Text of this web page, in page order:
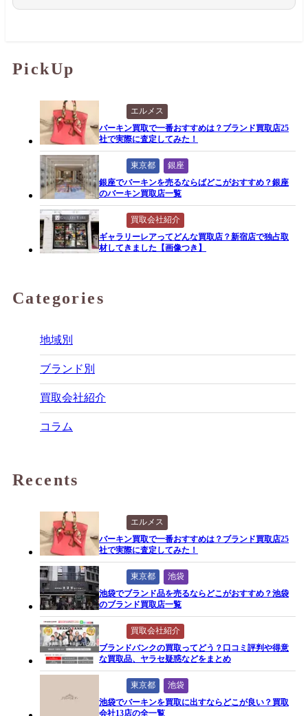
PickUp
エルメス
バーキン買取で一番おすすめは？ブランド買取店25
社で実際に査定してみた！
東京都
銀座
銀座でバーキンを売るならばどこがおすすめ？銀座
のバーキン買取店一覧
買取会社紹介
ギャラリーレアってどんな買取店？新宿店で独占取
材してきました【画像つき】
Categories
地域別
ブランド別
買取会社紹介
コラム
Recents
エルメス
バーキン買取で一番おすすめは？ブランド買取店25
社で実際に査定してみた！
東京都
池袋
池袋でブランド品を売るならどこがおすすめ？池袋
のブランド買取店一覧
買取会社紹介
ブランドバンクの買取ってどう？口コミ評判や得意
な買取品、ヤラセ疑惑などをまとめ
東京都
池袋
池袋でバーキンを買取に出すならどこが良い？買取
会社13店の全一覧